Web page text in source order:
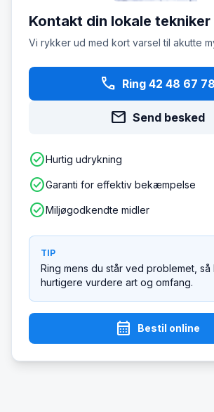
Kontakt din lokale tekniker
Vi rykker ud med kort varsel til akutte
phone Ring 42 48 67 78
mail Send besked
check_circleHurtig udrykning
check_circleGaranti for effektiv bekæmpelse
check_circleMiljøgodkendte midler
TIP
Ring mens du står ved problemet, så
hurtigere vurdere art og omfang.
calendar_month Bestil online